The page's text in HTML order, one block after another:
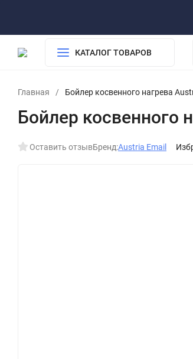
Доставка и оплата
КАТАЛОГ ТОВАРОВ
Главная / Бойлер косвенного нагрева
Бойлер косвенного
Оставить отзывБренд:Austria Email